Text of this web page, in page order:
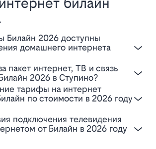
домашнего интернета
2026 в Ступино?
по стоимости в 2026 году
от Билайн в 2026 году